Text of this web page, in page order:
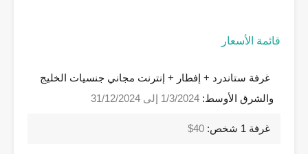
قائمة الأسعار
غرفة ستاندرد + إفطار + إنترنت مجاني جنسيات الخليج
والشرق الأوسط: 1/3/2024 إلى 31/12/2024
غرفة 1 شخص: 40$